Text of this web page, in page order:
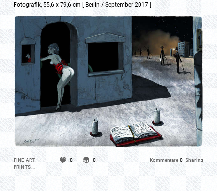
Fotografik, 55,6 x 79,6 cm [ Berlin / September 2017 ]
FINE ART
PRINTS …
0 0 Kommentare 0 Sharing